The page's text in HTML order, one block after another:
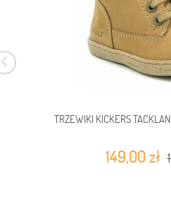
TRZEWIKI KICKERS
149,00 zł